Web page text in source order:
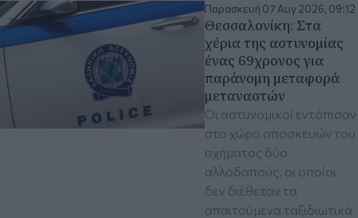
Παρασκευή 07 Αυγ 2026, 09:12
Θεσσαλονίκη: Στα
χέρια της αστυνομίας
ένας 69χρονος για
παράνομη μεταφορά
μεταναστών
Οι αστυνομικοί εντόπισαν
στο χώρο αποσκευών του
οχήματος δύο
αλλοδαπούς, οι οποίοι
δεν διέθεταν τα
απαιτούμενα ταξιδιωτικά